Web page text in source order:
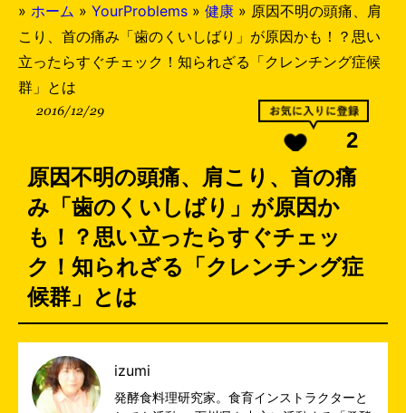
» ホーム » YourProblems » 健康 » 原因不明の頭痛、肩
こり、首の痛み「歯のくいしばり」が原因かも！？思い
立ったらすぐチェック！知られざる「クレンチング症候
群」とは
2016/12/29
2
原因不明の頭痛、肩こり、首の痛
み「歯のくいしばり」が原因か
も！？思い立ったらすぐチェッ
ク！知られざる「クレンチング症
候群」とは
izumi
発酵食料理研究家。食育インストラクターと